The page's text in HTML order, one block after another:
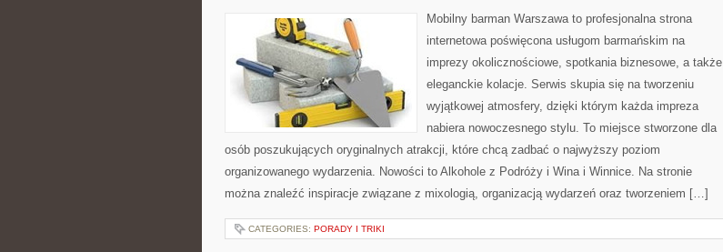
Mobilny barman Warszawa to profesjonalna strona
internetowa poświęcona usługom barmańskim na
imprezy okolicznościowe, spotkania biznesowe, a także
eleganckie kolacje. Serwis skupia się na tworzeniu
wyjątkowej atmosfery, dzięki którym każda impreza
nabiera nowoczesnego stylu. To miejsce stworzone dla
osób poszukujących oryginalnych atrakcji, które chcą zadbać o najwyższy poziom
organizowanego wydarzenia. Nowości to Alkohole z Podróży i Wina i Winnice. Na stronie
można znaleźć inspiracje związane z mixologią, organizacją wydarzeń oraz tworzeniem […]
CATEGORIES: PORADY I TRIKI